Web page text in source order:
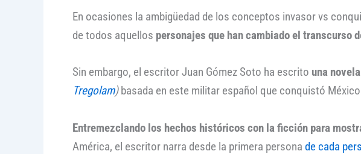
En ocasiones la ambigüedad de los conceptos invasor vs
de todos aquellos personajes que han cambiado el transcurso
Sin embargo, el escritor Juan Gómez Soto ha escrito una
Tregolam)basada en este militar español que conquistó
Entremezclando los hechos históricos con la ficción para
América, el escritor narra desde la primera persona de cada